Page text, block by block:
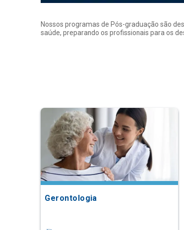
Nossos programas de Pós-graduação são
saúde, preparando os profissionais para os
Gerontologia